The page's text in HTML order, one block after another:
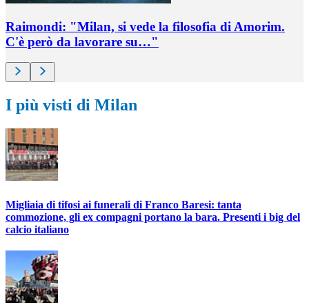
Raimondi: "Milan, si vede la filosofia di Amorim.
C'è però da lavorare su…"
I più visti di Milan
Migliaia di tifosi ai funerali di Franco Baresi: tanta
commozione, gli ex compagni portano la bara. Presenti i big del
calcio italiano